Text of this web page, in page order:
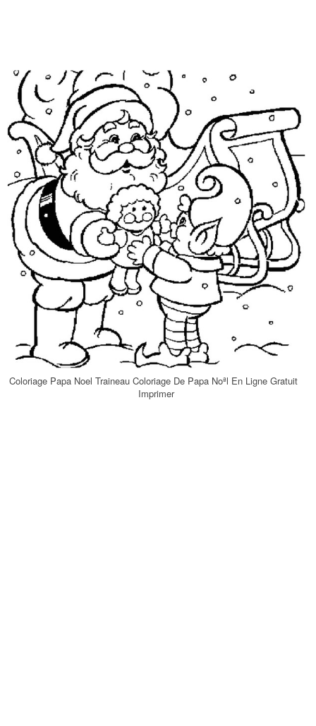
Coloriage Papa Noel Traineau Coloriage De Papa Noªl En Ligne Gratuit
Imprimer